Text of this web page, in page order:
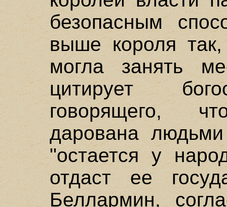
безопасным
выше короля
могла занять
цитирует
говорящего,
дарована
"остается у
отдаст ее
Беллармин,